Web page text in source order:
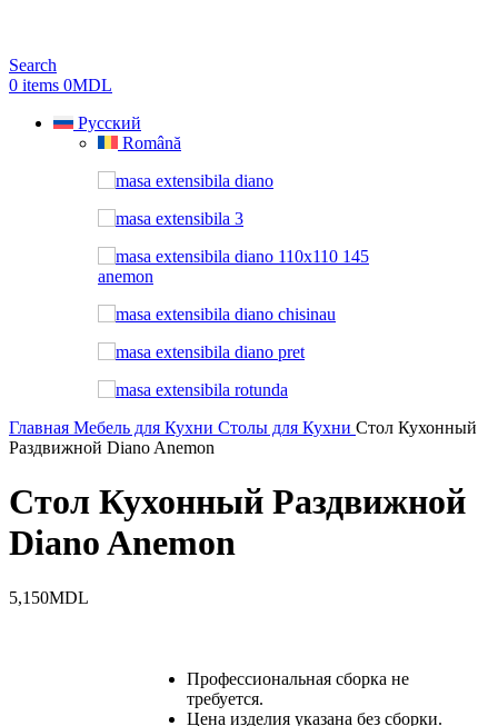
Search
0 items 0MDL
Русский
Română
Главная Мебель для Кухни Столы для Кухни Стол Кухонный
Раздвижной Diano Anemon
Стол Кухонный Раздвижной
Diano Anemon
5,150MDL
Профессиональная сборка не
требуется.
Цена изделия указана без сборки.